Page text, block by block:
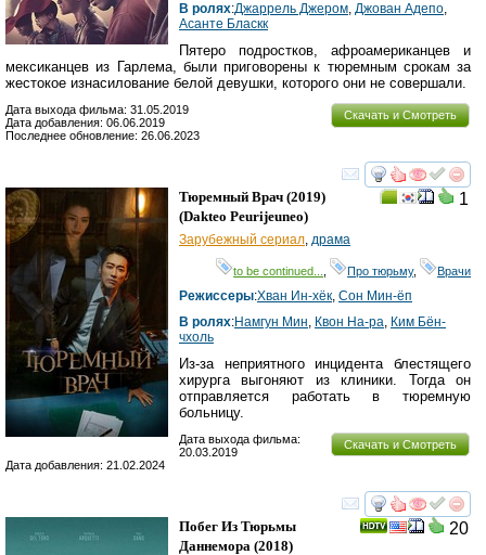
В ролях:Джаррель Джером, Джован Адепо,
Асанте Блаcкк
Пятеро подростков, афроамериканцев и
мексиканцев из Гарлема, были приговорены к тюремным срокам за
жестокое изнасилование белой девушки, которого они не совершали.
Скачать и Смотреть
Дата выхода фильма: 31.05.2019
Дата добавления: 06.06.2019
Последнее обновление: 26.06.2023
смотреть
1
Тюремный Врач (2019)
(Dakteo Peurijeuneo)
Зарубежный сериал драма
to be continued... Про тюрьму, Врачи
Режиссеры:Хван Ин-хёк Сон Мин-ёп
В ролях:Намгун Мин Квон На-ра Ким Бён-
чхоль
Из-за неприятного инцидента блестящего
хирурга выгоняют из клиники. Тогда он
отправляется работать в тюремную
больницу.
Скачать и Смотреть
Дата выхода фильма:
20.03.2019
Дата добавления: 21.02.2024
смотреть
20
Побег Из Тюрьмы
Даннемора (2018)